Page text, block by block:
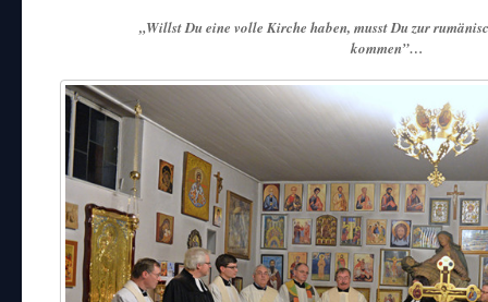
„Willst Du eine volle Kirche haben, musst Du zur
kommen”…